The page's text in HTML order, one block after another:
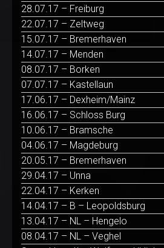
28.07.17 – Freiburg
22.07.17 – Zeltweg
15.07.17 – Bremerhaven
14.07.17 – Menden
08.07.17 – Borken
07.07.17 – Kastellaun
17.06.17 – Dexheim/Mainz
16.06.17 – Schloss Burg
10.06.17 – Bramsche
04.06.17 – Magdeburg
20.05.17 – Bremerhaven
29.04.17 – Unna
22.04.17 – Kerken
14.04.17 – B – Leopoldsburg
13.04.17 – NL – Hengelo
08.04.17 – NL – Veghel